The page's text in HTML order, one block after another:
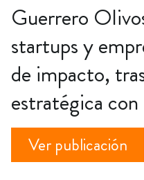
Guerrero
startups y
de impacto,
estratégica
Ver publicación